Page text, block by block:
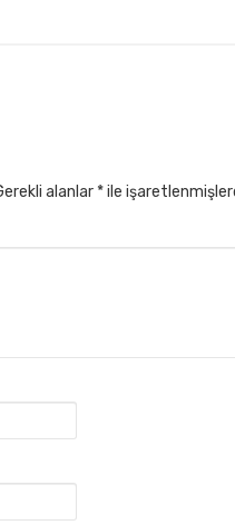
alanlar *ile